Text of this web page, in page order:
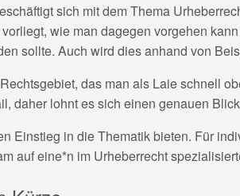
sich mit dem Thema
wie man dagegen vorgehen
sollte. Auch wird dies anhand von
das man als Laie schnell
daher lohnt es sich einen genauen
Einstieg in die Thematik bieten. Für
auf eine*n im Urheberrecht